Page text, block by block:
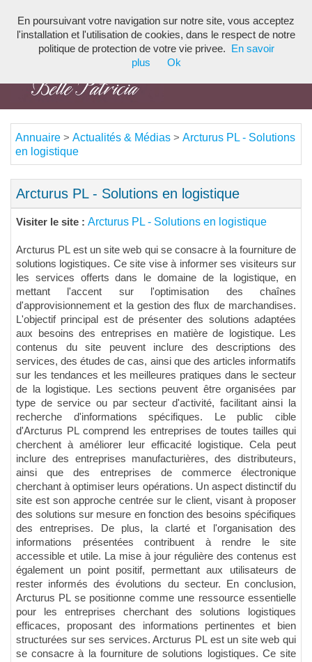
Annuaire > Actualités & Médias > Arcturus PL - Solutions
en logistique
Arcturus PL - Solutions en logistique
Visiter le site : Arcturus PL - Solutions en logistique
Arcturus PL est un site web qui se consacre à la fourniture de
solutions logistiques. Ce site vise à informer ses visiteurs sur
les services offerts dans le domaine de la logistique, en
mettant l'accent sur l'optimisation des chaînes
d'approvisionnement et la gestion des flux de marchandises.
L'objectif principal est de présenter des solutions adaptées
aux besoins des entreprises en matière de logistique. Les
contenus du site peuvent inclure des descriptions des
services, des études de cas, ainsi que des articles informatifs
sur les tendances et les meilleures pratiques dans le secteur
de la logistique. Les sections peuvent être organisées par
type de service ou par secteur d'activité, facilitant ainsi la
recherche d'informations spécifiques. Le public cible
d'Arcturus PL comprend les entreprises de toutes tailles qui
cherchent à améliorer leur efficacité logistique. Cela peut
inclure des entreprises manufacturières, des distributeurs,
ainsi que des entreprises de commerce électronique
cherchant à optimiser leurs opérations. Un aspect distinctif du
site est son approche centrée sur le client, visant à proposer
des solutions sur mesure en fonction des besoins spécifiques
des entreprises. De plus, la clarté et l'organisation des
informations présentées contribuent à rendre le site
accessible et utile. La mise à jour régulière des contenus est
également un point positif, permettant aux utilisateurs de
rester informés des évolutions du secteur. En conclusion,
Arcturus PL se positionne comme une ressource essentielle
pour les entreprises cherchant des solutions logistiques
efficaces, proposant des informations pertinentes et bien
structurées sur ses services. Arcturus PL est un site web qui
se consacre à la fourniture de solutions logistiques. Ce site
En poursuivant votre navigation sur notre site, vous acceptez
l'installation et l'utilisation de cookies, dans le respect de notre
politique de protection de votre vie privee.
En savoir
plus
Ok